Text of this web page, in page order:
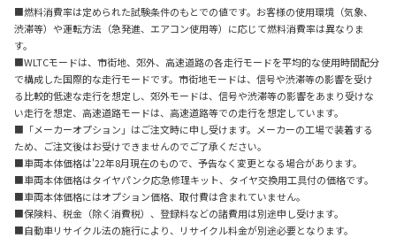
■燃料消費率は定められた試験条件のもとでの値です。お客様の使用環境（気象、
渋滞等）や運転方法（急発進、エアコン使用等）に応じて燃料消費率は異なりま
す。
■WLTCモードは、市街地、郊外、高速道路の各走行モードを平均的な使用時間配分
で構成した国際的な走行モードです。市街地モードは、信号や渋滞等の影響を受け
る比較的低速な走行を想定し、郊外モードは、信号や渋滞等の影響をあまり受けな
い走行を想定、高速道路モードは、高速道路等での走行を想定しています。
■「メーカーオプション」はご注文時に申し受けます。メーカーの工場で装着する
ため、ご注文後はお受けできませんのでご了承ください。
■車両本体価格は'22年8月現在のもので、予告なく変更となる場合があります。
■車両本体価格はタイヤパンク応急修理キット、タイヤ交換用工具付の価格です。
■車両本体価格にはオプション価格、取付費は含まれていません。
■保険料、税金（除く消費税）、登録料などの諸費用は別途申し受けます。
■自動車リサイクル法の施行により、リサイクル料金が別途必要となります。